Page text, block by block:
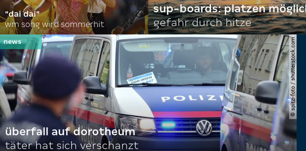
"dai dai"
wm song wird sommerhit
sup-boards: platzen
gefahr durch hitze
© spitzi-foto / shutterstock.com
überfall auf dorotheum
täter hat sich verschanzt